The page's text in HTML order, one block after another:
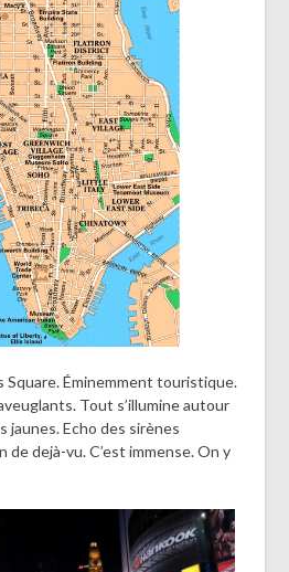
Square. Éminemment touristique.
Tout s’illumine autour
jaunes. Echo des sirènes
de dejà-vu. C’est immense. On y